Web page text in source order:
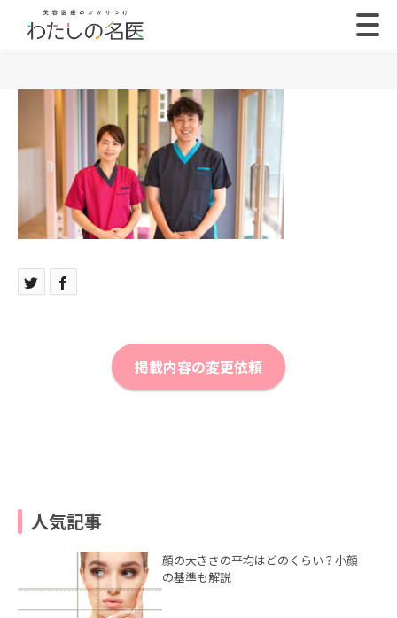
掲載内容の変更依頼
人気記事
顔の大きさの平均はどのくらい？小顔
の基準も解説